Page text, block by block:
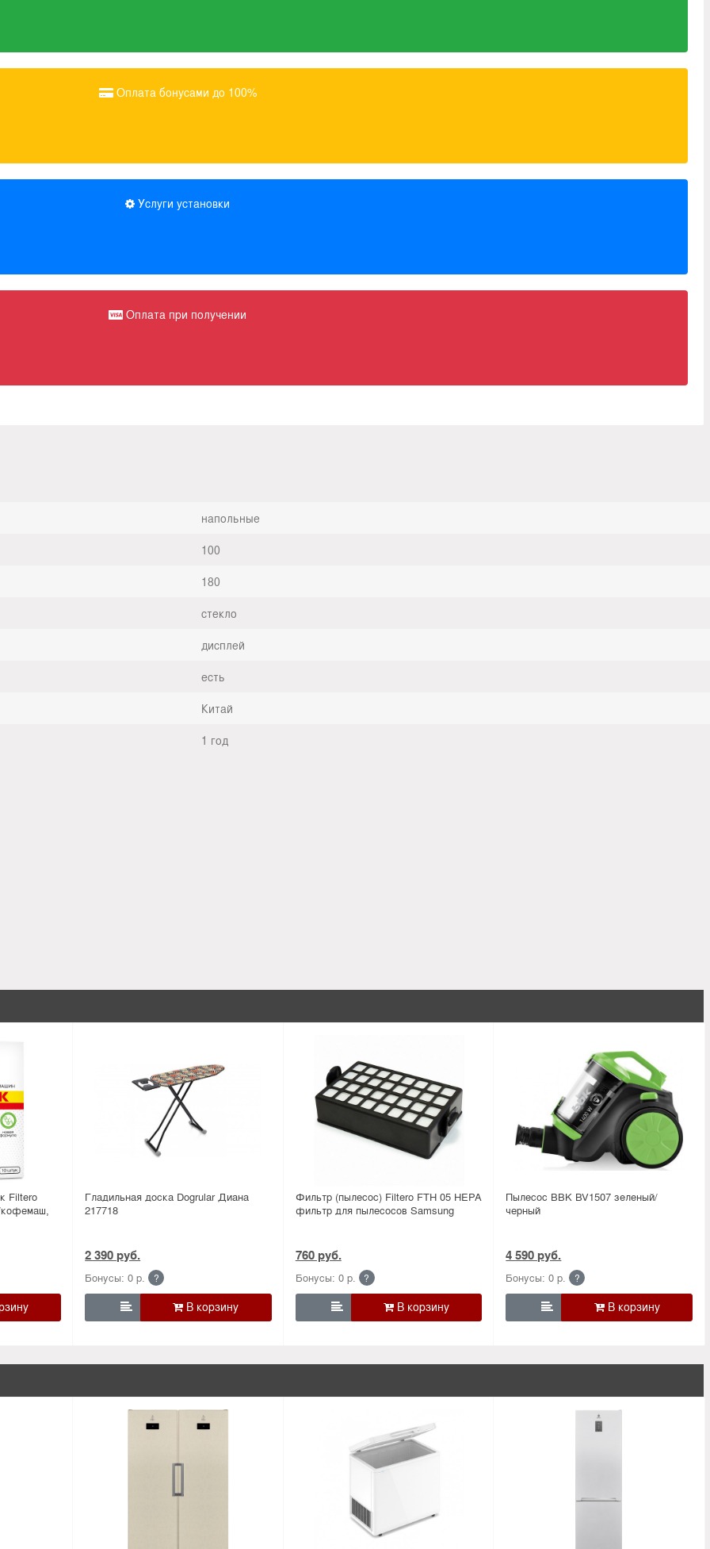
Оплата бонусами до 100%
Услуги установки
Оплата при получении
напольные
100
180
стекло
дисплей
есть
Китай
1 год
Filtero
Гладильная доска Dogrular Диана
217718
2 390 руб.
Бонусы: 0 р. ?

Фильтр (пылесос) Filtero FTH 05 HEPA
фильтр для пылесосов Samsung
760 руб.
Бонусы: 0 р. ?

Пылесос BBK BV1507 зеленый/
черный
4 590 руб.
Бонусы: 0 р. ?
